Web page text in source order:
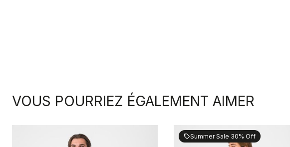
VOUS POURRIEZ ÉGALEMENT AIMER
sellSummer Sale 30% Off